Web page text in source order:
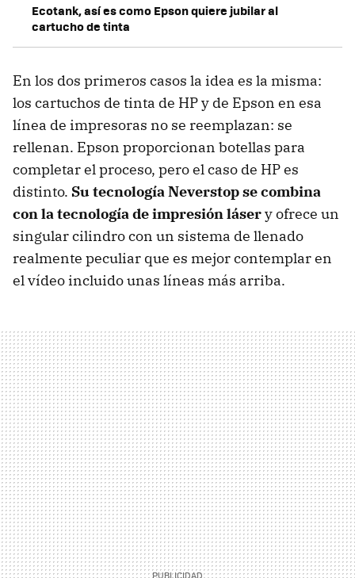
Ecotank, así es como Epson quiere jubilar al
cartucho de tinta
En los dos primeros casos la idea es la misma:
los cartuchos de tinta de HP y de Epson en esa
línea de impresoras no se reemplazan: se
rellenan. Epson proporcionan botellas para
completar el proceso, pero el caso de HP es
distinto. Su tecnología Neverstop se combina
con la tecnología de impresión lásery ofrece un
singular cilindro con un sistema de llenado
realmente peculiar que es mejor contemplar en
el vídeo incluido unas líneas más arriba.